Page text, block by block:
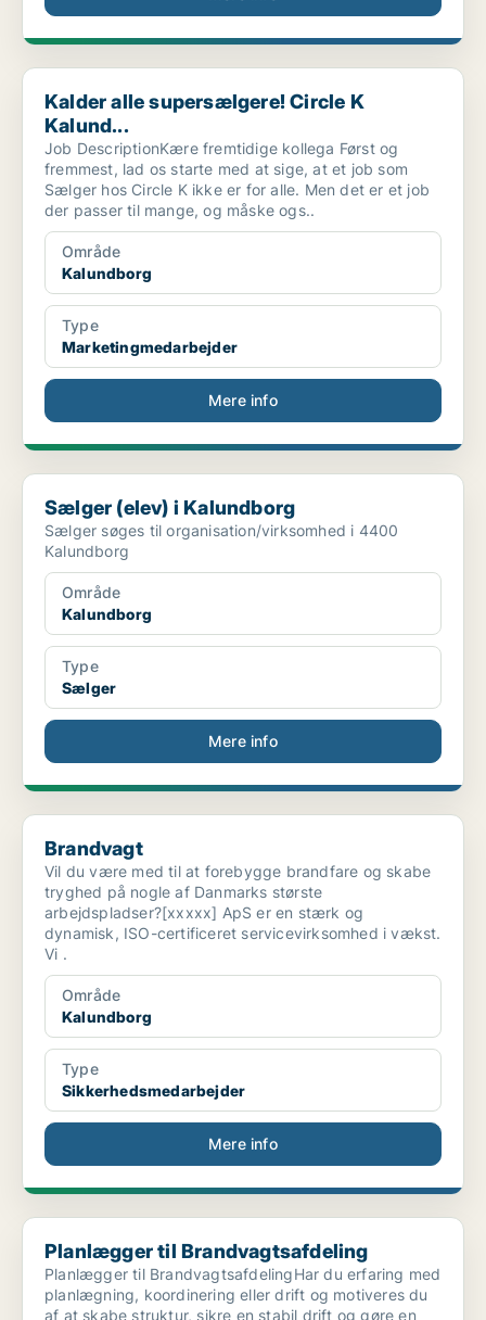
Kalder alle supersælgere! Circle K Kalund...
Kalder alle supersælgere! Circle K
Kalund...
Job DescriptionKære fremtidige kollega Først og
fremmest, lad os starte med at sige, at et job som
Sælger hos Circle K ikke er for alle. Men det er et job
der passer til mange, og måske ogs..
Område
Kalundborg
Type
Marketingmedarbejder
Mere info
Sælger (elev) i Kalundborg
Sælger (elev) i Kalundborg
Sælger søges til organisation/virksomhed i 4400
Kalundborg
Område
Kalundborg
Type
Sælger
Mere info
Brandvagt
Brandvagt
Vil du være med til at forebygge brandfare og skabe
tryghed på nogle af Danmarks største
arbejdspladser?[xxxxx] ApS er en stærk og
dynamisk, ISO-certificeret servicevirksomhed i vækst.
Vi .
Område
Kalundborg
Type
Sikkerhedsmedarbejder
Mere info
Planlægger til Brandvagtsafdeling
Planlægger til Brandvagtsafdeling
Planlægger til BrandvagtsafdelingHar du erfaring med
planlægning, koordinering eller drift og motiveres du
af at skabe struktur, sikre en stabil drift og gøre en